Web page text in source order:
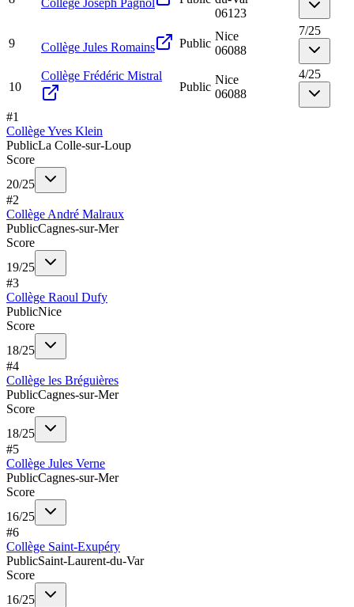
06123
9 Collège Jules Romains Public
Nice
06088
7/25
10
Collège Frédéric Mistral
Public
Nice
06088
4/25
#1
Collège Yves Klein
PublicLa Colle-sur-Loup
Score
20/25
#2
Collège André Malraux
PublicCagnes-sur-Mer
Score
19/25
#3
Collège Raoul Dufy
PublicNice
Score
18/25
#4
Collège les Bréguières
PublicCagnes-sur-Mer
Score
18/25
#5
Collège Jules Verne
PublicCagnes-sur-Mer
Score
16/25
#6
Collège Saint-Exupéry
PublicSaint-Laurent-du-Var
Score
16/25